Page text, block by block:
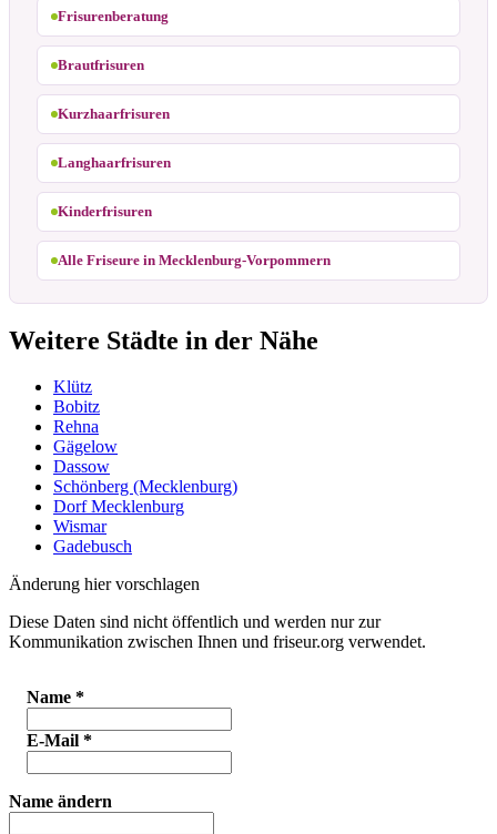
Frisurenberatung
Brautfrisuren
Kurzhaarfrisuren
Langhaarfrisuren
Kinderfrisuren
Alle Friseure in Mecklenburg-Vorpommern
Weitere Städte in der Nähe
Klütz
Bobitz
Rehna
Gägelow
Dassow
Schönberg (Mecklenburg)
Dorf Mecklenburg
Wismar
Gadebusch
Änderung hier vorschlagen
Diese Daten sind nicht öffentlich und werden nur zur
Kommunikation zwischen Ihnen und friseur.org verwendet.
Name *
E-Mail *
Name ändern